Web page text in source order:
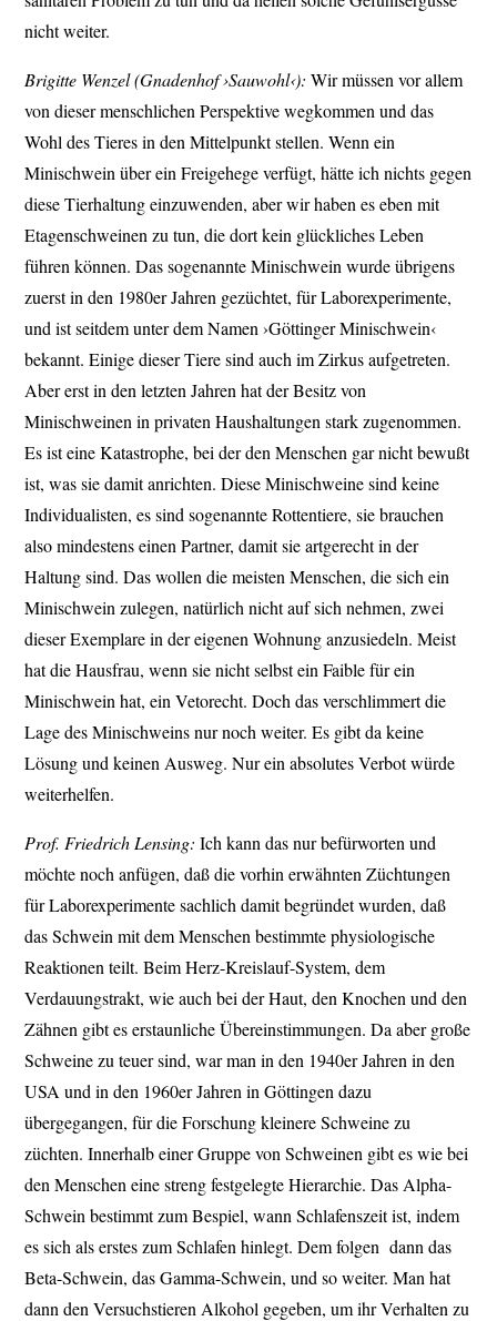
nicht weiter.
Brigitte Wenzel (Gnadenhof ›Sauwohl‹): Wir müssen vor allem
von dieser menschlichen Perspektive wegkommen und das
Wohl des Tieres in den Mittelpunkt stellen. Wenn ein
Minischwein über ein Freigehege verfügt, hätte ich nichts gegen
diese Tierhaltung einzuwenden, aber wir haben es eben mit
Etagenschweinen zu tun, die dort kein glückliches Leben
führen können. Das sogenannte Minischwein wurde übrigens
zuerst in den 1980er Jahren gezüchtet, für Laborexperimente,
und ist seitdem unter dem Namen ›Göttinger Minischwein‹
bekannt. Einige dieser Tiere sind auch im Zirkus aufgetreten.
Aber erst in den letzten Jahren hat der Besitz von
Minischweinen in privaten Haushaltungen stark zugenommen.
Es ist eine Katastrophe, bei der den Menschen gar nicht bewußt
ist, was sie damit anrichten. Diese Minischweine sind keine
Individualisten, es sind sogenannte Rottentiere, sie brauchen
also mindestens einen Partner, damit sie artgerecht in der
Haltung sind. Das wollen die meisten Menschen, die sich ein
Minischwein zulegen, natürlich nicht auf sich nehmen, zwei
dieser Exemplare in der eigenen Wohnung anzusiedeln. Meist
hat die Hausfrau, wenn sie nicht selbst ein Faible für ein
Minischwein hat, ein Vetorecht. Doch das verschlimmert die
Lage des Minischweins nur noch weiter. Es gibt da keine
Lösung und keinen Ausweg. Nur ein absolutes Verbot würde
weiterhelfen.
Prof. Friedrich Lensing:Ich kann das nur befürworten und
möchte noch anfügen, daß die vorhin erwähnten Züchtungen
für Laborexperimente sachlich damit begründet wurden, daß
das Schwein mit dem Menschen bestimmte physiologische
Reaktionen teilt. Beim Herz-Kreislauf-System, dem
Verdauungstrakt, wie auch bei der Haut, den Knochen und den
Zähnen gibt es erstaunliche Übereinstimmungen. Da aber große
Schweine zu teuer sind, war man in den 1940er Jahren in den
USA und in den 1960er Jahren in Göttingen dazu
übergegangen, für die Forschung kleinere Schweine zu
züchten. Innerhalb einer Gruppe von Schweinen gibt es wie bei
den Menschen eine streng festgelegte Hierarchie. Das Alpha-
Schwein bestimmt zum Bespiel, wann Schlafenszeit ist, indem
es sich als erstes zum Schlafen hinlegt. Dem folgen dann das
Beta-Schwein, das Gamma-Schwein, und so weiter. Man hat
dann den Versuchstieren Alkohol gegeben, um ihr Verhalten zu